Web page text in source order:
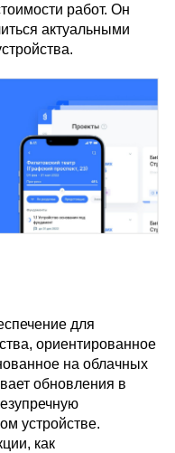
работ. Он
актуальными
для
ориентированное
на облачных
обновления в
устройстве.
как